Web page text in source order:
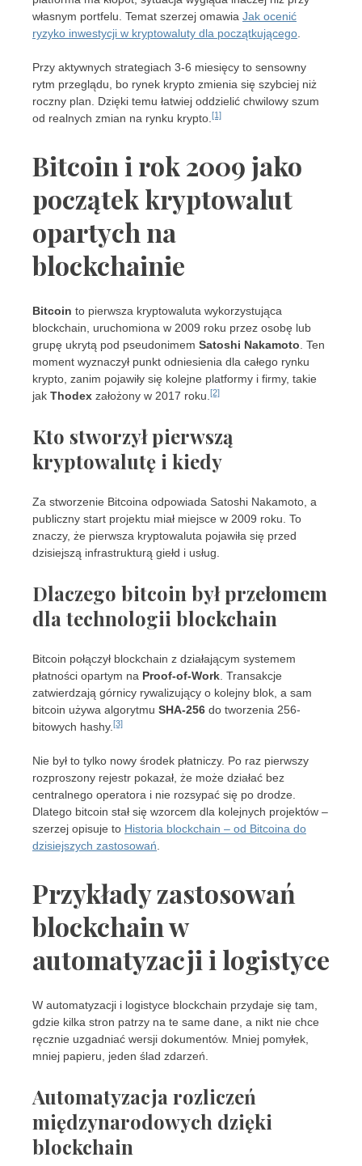
własnym portfelu. Temat szerzej omawia Jak ocenić
ryzyko inwestycji w kryptowaluty dla początkującego.
Przy aktywnych strategiach 3-6 miesięcy to sensowny
rytm przeglądu, bo rynek krypto zmienia się szybciej niż
roczny plan. Dzięki temu łatwiej oddzielić chwilowy szum
od realnych zmian na rynku krypto.[1]
Bitcoin i rok 2009 jako
początek kryptowalut
opartych na
blockchainie
Bitcoin to pierwsza kryptowaluta wykorzystująca
blockchain, uruchomiona w 2009 roku przez osobę lub
grupę ukrytą pod pseudonimem Satoshi Nakamoto. Ten
moment wyznaczył punkt odniesienia dla całego rynku
krypto, zanim pojawiły się kolejne platformy i firmy, takie
jak Thodex założony w 2017 roku.[2]
Kto stworzył pierwszą
kryptowalutę i kiedy
Za stworzenie Bitcoina odpowiada Satoshi Nakamoto, a
publiczny start projektu miał miejsce w 2009 roku. To
znaczy, że pierwsza kryptowaluta pojawiła się przed
dzisiejszą infrastrukturą giełd i usług.
Dlaczego bitcoin był przełomem
dla technologii blockchain
Bitcoin połączył blockchain z działającym systemem
płatności opartym na Proof-of-Work. Transakcje
zatwierdzają górnicy rywalizujący o kolejny blok, a sam
bitcoin używa algorytmu SHA-256 do tworzenia 256-
bitowych hashy.[3]
Nie był to tylko nowy środek płatniczy. Po raz pierwszy
rozproszony rejestr pokazał, że może działać bez
centralnego operatora i nie rozsypać się po drodze.
Dlatego bitcoin stał się wzorcem dla kolejnych projektów –
szerzej opisuje to Historia blockchain – od Bitcoina do
dzisiejszych zastosowań.
Przykłady zastosowań
blockchain w
automatyzacji i logistyce
W automatyzacji i logistyce blockchain przydaje się tam,
gdzie kilka stron patrzy na te same dane, a nikt nie chce
ręcznie uzgadniać wersji dokumentów. Mniej pomyłek,
mniej papieru, jeden ślad zdarzeń.
Automatyzacja rozliczeń
międzynarodowych dzięki
blockchain